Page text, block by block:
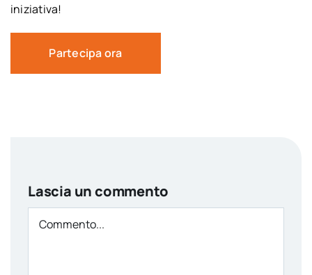
iniziativa!
Partecipa ora
Lascia un commento
Comment